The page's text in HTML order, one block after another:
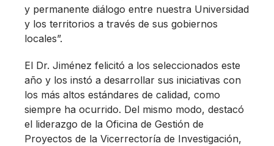
y permanente diálogo entre nuestra Universidad
y los territorios a través de sus gobiernos
locales”.
El Dr. Jiménez felicitó a los seleccionados este
año y los instó a desarrollar sus iniciativas con
los más altos estándares de calidad, como
siempre ha ocurrido. Del mismo modo, destacó
el liderazgo de la Oficina de Gestión de
Proyectos de la Vicerrectoría de Investigación,